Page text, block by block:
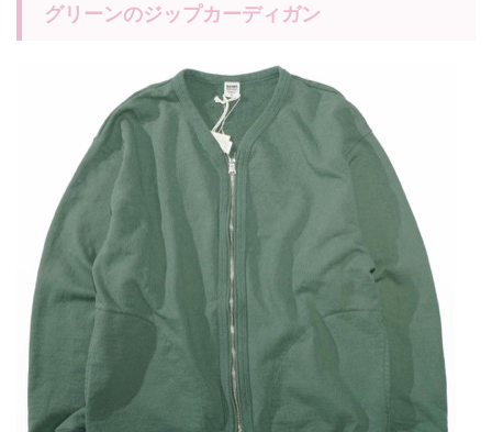
グリーンのジップカーディガン